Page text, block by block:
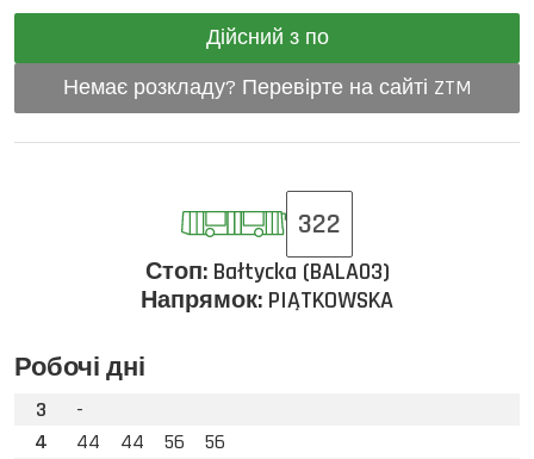
Дійсний з по
Немає розкладу? Перевірте на сайті ZTM
322
Стоп:Bałtycka (BALA03)
Напрямок: PIĄTKOWSKA
Робочі дні
3
-
4
44 44 56
56